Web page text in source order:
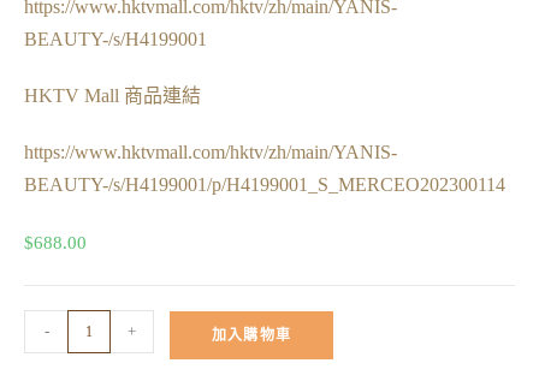
https://www.hktvmall.com/hktv/zh/main/YANIS-
BEAUTY-/s/H4199001
HKTV Mall 商品連結
https://www.hktvmall.com/hktv/zh/main/YANIS-
BEAUTY-/s/H4199001/p/H4199001_S_MERCEO202300114
$688.00
- + 加入購物車